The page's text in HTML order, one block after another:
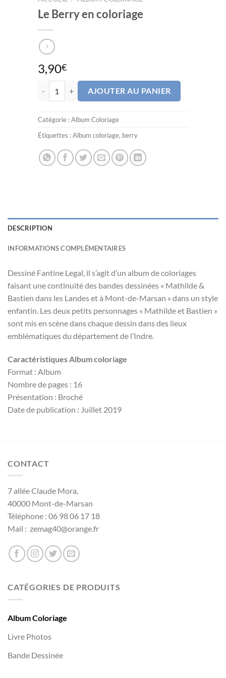
Le Berry en coloriage
3,90€
quantité de Le Berry en coloriage
AJOUTER AU PANIER
Catégorie :Album Coloriage
Étiquettes :Album coloriage, berry
DESCRIPTION
INFORMATIONS COMPLÉMENTAIRES
Dessiné Fantine Legal, il s’agit d’un album de coloriages
faisant une continuité des bandes dessinées « Mathilde &
Bastien dans les Landes et à Mont-de-Marsan » dans un style
enfantin. Les deux petits personnages « Mathilde et Bastien »
sont mis en scène dans chaque dessin dans des lieux
emblématiques du département de l’Indre.
Caractéristiques Album coloriage
Format : Album
Nombre de pages : 16
Présentation : Broché
Date de publication : Juillet 2019
CONTACT
7 allée Claude Mora,
40000 Mont-de-Marsan
Téléphone : 06 98 06 17 18
Mail : zemag40@orange.fr
CATÉGORIES DE PRODUITS
Album Coloriage
Livre Photos
Bande Dessinée